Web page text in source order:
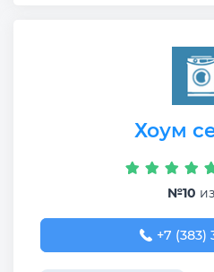
Хоум
№10
+7 (383)
+7 (383)